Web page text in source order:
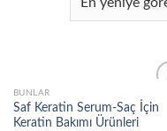
Add
BUNLAR
Saf Keratin Serum-Saç İçin
Keratin Bakımı Ürünleri